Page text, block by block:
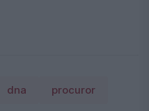
dna procuror